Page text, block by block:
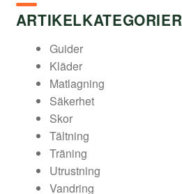
ARTIKELKATEGORIER
Guider
Kläder
Matlagning
Säkerhet
Skor
Tältning
Träning
Utrustning
Vandring